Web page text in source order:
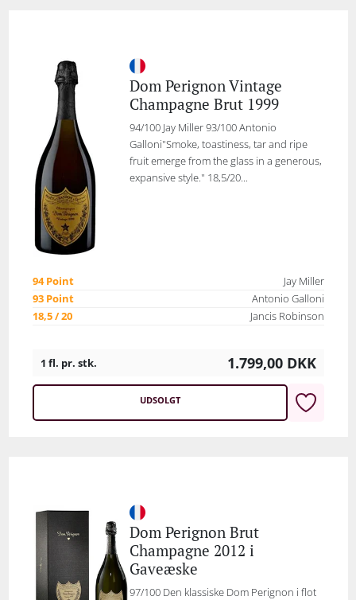
Dom Perignon Vintage
Champagne Brut 1999
94/100 Jay Miller 93/100 Antonio
Galloni"Smoke, toastiness, tar and ripe
fruit emerge from the glass in a generous,
expansive style." 18,5/20...
94 Point
Jay Miller
93 Point
Antonio Galloni
18,5 / 20
Jancis Robinson
1 fl. pr. stk. 1.799,00 DKK
UDSOLGT
Dom Perignon Brut
Champagne 2012 i
Gaveæske
97/100 Den klassiske Dom Perignon i flot